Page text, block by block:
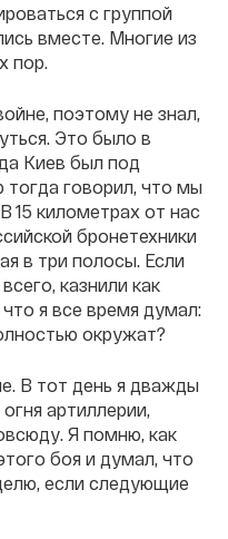
с группой
вместе. Многие из
пор.
поэтому не знал,
Это было в
Киев был под
тогда говорил, что мы
15 километрах от нас
бронетехники
в три полосы. Если
казнили как
я все время думал:
окружат?
В тот день я дважды
артиллерии,
Я помню, как
боя и думал, что
если следующие